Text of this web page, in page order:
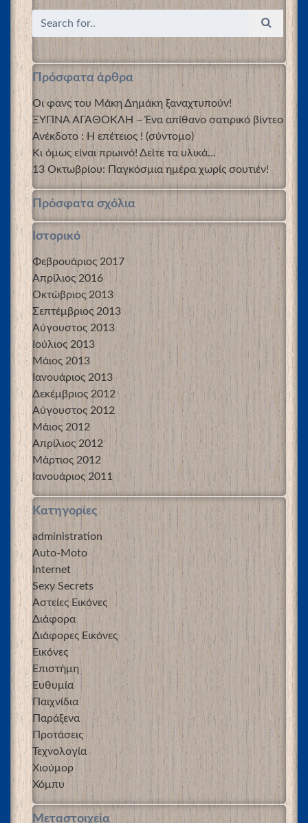
Πρόσφατα άρθρα
Οι φανς του Μάκη Δημάκη ξαναχτυπούν!
ΞΥΠΝΑ ΑΓΑΘΟΚΛΗ – Ένα απίθανο σατιρικό βίντεο
Ανέκδοτο : Η επέτειος ! (σύντομο)
Κι όμως είναι πρωινό! Δείτε τα υλικά…
13 Οκτωβρίου: Παγκόσμια ημέρα χωρίς σουτιέν!
Πρόσφατα σχόλια
Ιστορικό
Φεβρουάριος 2017
Απρίλιος 2016
Οκτώβριος 2013
Σεπτέμβριος 2013
Αύγουστος 2013
Ιούλιος 2013
Μάιος 2013
Ιανουάριος 2013
Δεκέμβριος 2012
Αύγουστος 2012
Μάιος 2012
Απρίλιος 2012
Μάρτιος 2012
Ιανουάριος 2011
Kατηγορίες
administration
Auto-Moto
Internet
Sexy Secrets
Αστείες Εικόνες
Διάφορα
Διάφορες Εικόνες
Εικόνες
Επιστήμη
Ευθυμία
Παιχνίδια
Παράξενα
Προτάσεις
Τεχνολογία
Χιούμορ
Χόμπυ
Μεταστοιχεία